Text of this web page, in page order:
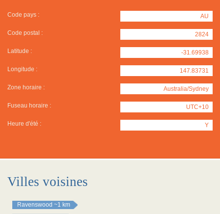
Code pays : AU
Code postal : 2824
Latitude : -31.69938
Longitude : 147.83731
Zone horaire : Australia/Sydney
Fuseau horaire : UTC+10
Heure d'été : Y
Villes voisines
Ravenswood ~1 km